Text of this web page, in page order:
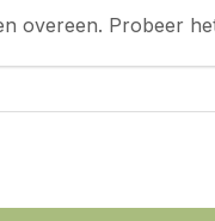
overeen. Probeer